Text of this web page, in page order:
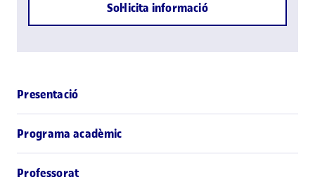
Sol·licita informació
Presentació
Programa acadèmic
Professorat